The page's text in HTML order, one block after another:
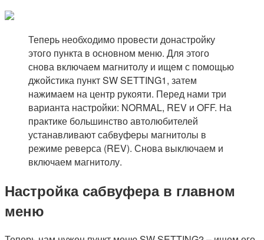
Теперь необходимо провести донастройку
этого пункта в основном меню. Для этого
снова включаем магнитолу и ищем с помощью
джойстика пункт SW SETTING1, затем
нажимаем на центр рукояти. Перед нами три
варианта настройки: NORMAL, REV и OFF. На
практике большинство автолюбителей
устанавливают сабвуферы магнитолы в
режиме реверса (REV). Снова выключаем и
включаем магнитолу.
Настройка сабвуфера в главном
меню